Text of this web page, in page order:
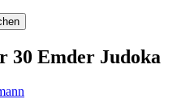
30 Emder Judoka